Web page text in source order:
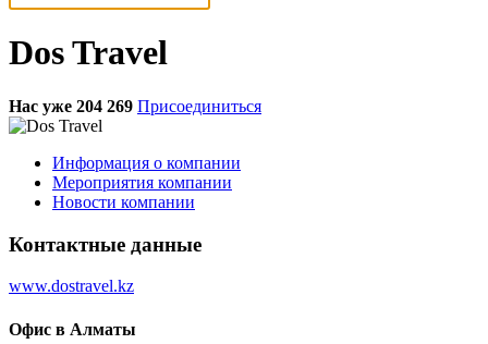
Dos Travel
Нас уже 204 269 Присоединиться
Информация о компании
Мероприятия компании
Новости компании
Контактные данные
www.dostravel.kz
Офис в Алматы